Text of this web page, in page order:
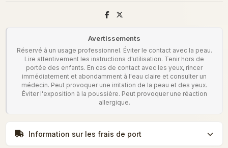
Avertissements
Réservé à un usage professionnel. Éviter le contact avec la peau.
Lire attentivement les instructions d'utilisation. Tenir hors de
portée des enfants. En cas de contact avec les yeux, rincer
immédiatement et abondamment à l'eau claire et consulter un
médecin. Peut provoquer une irritation de la peau et des yeux.
Éviter l'exposition à la poussière. Peut provoquer une réaction
allergique.
Information sur les frais de port